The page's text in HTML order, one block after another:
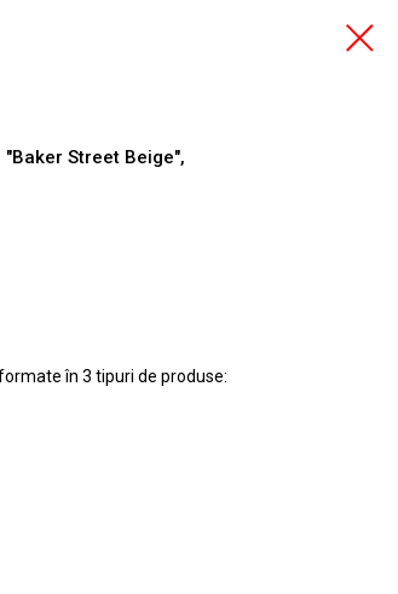
Street Beige",
în 3 tipuri de produse: